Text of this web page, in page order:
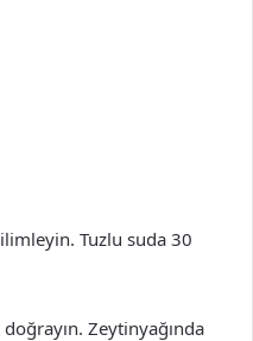
Tuzlu suda 30
doğrayın. Zeytinyağında